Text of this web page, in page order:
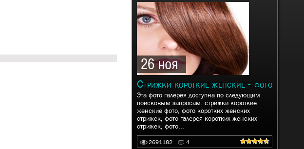
26 ноя
Стрижки короткие женские - фото
Эта фото галерея доступна по следующим
поисковым запросам: стрижки короткие
женские фото, фото коротких женских
стрижек, фото галерея коротких женских
стрижек, фото...
2691182 4